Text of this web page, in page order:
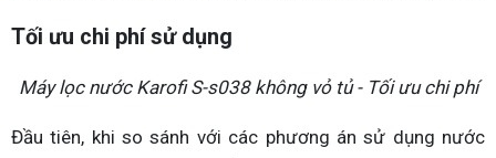
Tối ưu chi phí sử dụng
Máy lọc nước Karofi S-s038 không vỏ tủ - Tối ưu chi phí
Đầu tiên, khi so sánh với các phương án sử dụng nước